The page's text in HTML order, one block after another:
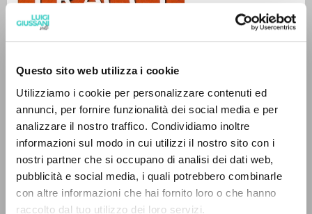
Questo sito web utilizza i cookie
Utilizziamo i cookie per personalizzare contenuti ed
annunci, per fornire funzionalità dei social media e per
analizzare il nostro traffico. Condividiamo inoltre
informazioni sul modo in cui utilizzi il nostro sito con i
nostri partner che si occupano di analisi dei dati web,
pubblicità e social media, i quali potrebbero combinarle
con altre informazioni che hai fornito loro o che hanno
raccolto dal tuo utilizzo dei loro servizi.
Giussani Luigi Author
Italian
Litterae Communionis-Tracce
1999
0RESULTS FOUND